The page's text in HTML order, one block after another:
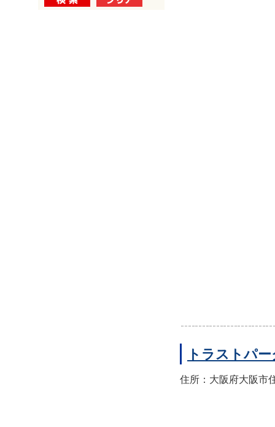
トラストパ
住所：大阪府大阪市